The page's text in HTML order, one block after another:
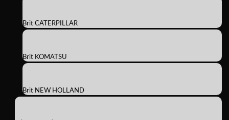
Brit CATERPILLAR
Brit KOMATSU
Brit NEW HOLLAND